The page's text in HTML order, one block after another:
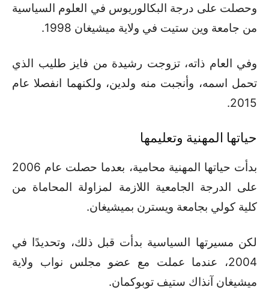
وحصلت على درجة البكالوريوس في العلوم السياسية
من جامعة وين ستيت في ولاية ميشيغان 1998.
وفي العام ذاته، تزوجت رشيدة من فايز طليب الذي
تحمل اسمه، وأنجبت منه ولدين، ولكنهما انفصلا عام
2015.
حياتها المهنية وتعليمها
بدأت حياتها المهنية محامية، بعدما حصلت عام 2006
على الدرجة الجامعية اللازمة لمزاولة المحاماة من
كلية كولي بجامعة ويسترن بميشيغان.
لكن مسيرتها السياسية بدأت قبل ذلك، وتحديدًا في
2004، عندما عملت مع عضو مجلس نواب ولاية
ميشيغان آنذاك ستيف توبوكمان.